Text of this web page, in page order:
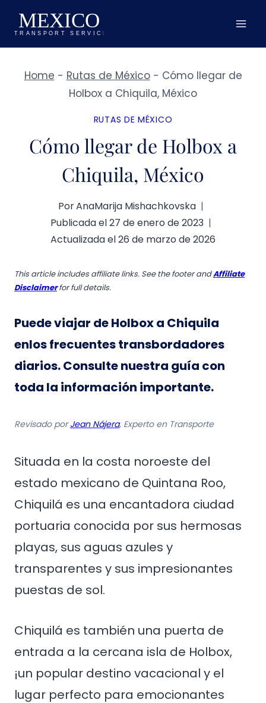
Saltar
contenido
Home - Rutas de México- Cómo llegar de
Holbox a Chiquila, México
RUTAS DE MÉXICO
Cómo llegar de Holbox a
Chiquila, México
PorAnaMarija Mishachkovska
Publicada el27 de enero de 2023
Actualizada el26 de marzo de 2026
This article includes affiliate links. See the footer andAffiliate
Disclaimerfor full details.
Puede viajar de Holbox a Chiquila
enlos frecuentes transbordadores
diarios.Consulte nuestra guía con
toda la información importante.
Revisado porJean Nájera, Experto en Transporte
Situada en la costa noroeste del
estado mexicano de Quintana Roo,
Chiquilá es una encantadora ciudad
portuaria conocida por sus hermosas
playas, sus aguas azules y
transparentes y sus impresionantes
puestas de sol.
Chiquilá es también una puerta de
entrada a la cercana isla de Holbox,
¡un popular destino vacacional y el
lugar perfecto para emocionantes